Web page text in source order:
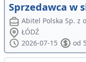
Sprzedawca w
Abitel Polska Sp. z
ŁÓDŹ
2026-07-15
od